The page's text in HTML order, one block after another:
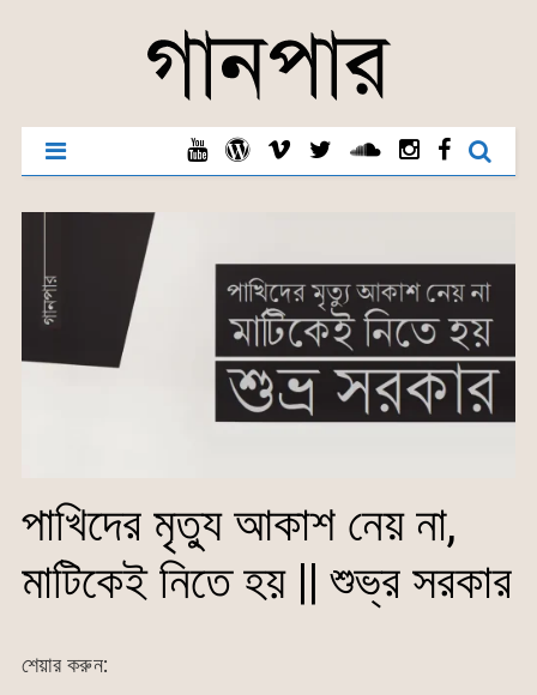
পাখিদের মৃত্যু আকাশ নেয় না,
মাটিকেই নিতে হয় || শুভ্র সরকার
শেয়ার করুন: